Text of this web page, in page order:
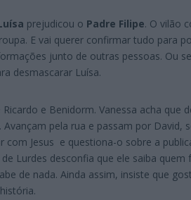
prejudicou o Padre Filipe. O vilão
E vai querer confirmar tudo para
junto de outras pessoas. Ou
desmascarar Luísa.
e Benidorm. Vanessa acha que
pela rua e passam por David,
com Jesus e questiona-o sobre a
Lurdes desconfia que ele saiba quem
de nada. Ainda assim, insiste que